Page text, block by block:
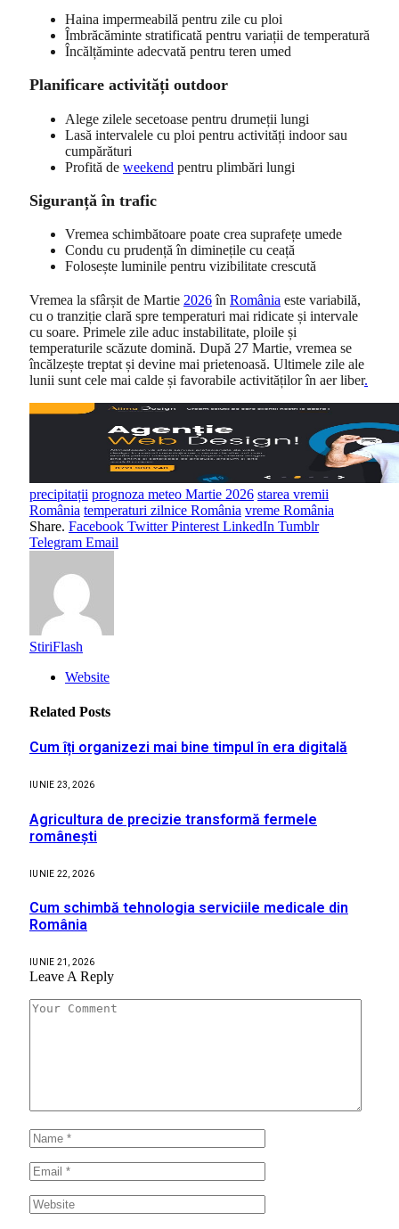
Haina impermeabilă pentru zile cu ploi
Îmbrăcăminte stratificată pentru variații de temperatură
Încălțăminte adecvată pentru teren umed
Planificare activități outdoor
Alege zilele secetoase pentru drumeții lungi
Lasă intervalele cu ploi pentru activități indoor sau
cumpărături
Profită de weekend pentru plimbări lungi
Siguranță în trafic
Vremea schimbătoare poate crea suprafețe umede
Condu cu prudență în diminețile cu ceață
Folosește luminile pentru vizibilitate crescută
Vremea la sfârșit de Martie 2026în România este variabilă,
cu o tranziție clară spre temperaturi mai ridicate și intervale
cu soare. Primele zile aduc instabilitate, ploile și
temperaturile scăzute domină. După 27 Martie, vremea se
încălzește treptat și devine mai prietenoasă. Ultimele zile ale
lunii sunt cele mai calde și favorabile activităților în aer liber.
precipitații prognoza meteo Martie 2026 starea vremii
România temperaturi zilnice România vreme România
Share. Facebook Twitter Pinterest LinkedIn Tumblr
Telegram Email
StiriFlash
Website
Related Posts
Cum îți organizezi mai bine timpul în era digitală
IUNIE 23, 2026
Agricultura de precizie transformă fermele
românești
IUNIE 22, 2026
Cum schimbă tehnologia serviciile medicale din
România
IUNIE 21, 2026
Leave A Reply